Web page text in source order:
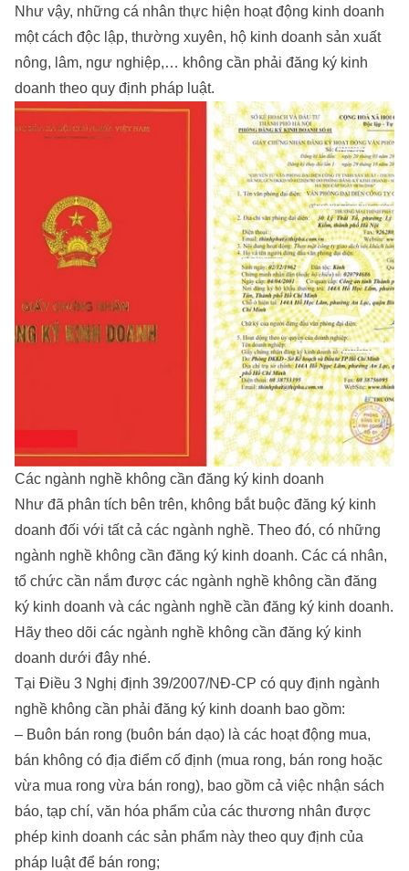
Như vậy, những cá nhân thực hiện hoạt động kinh doanh
một cách độc lập, thường xuyên, hộ kinh doanh sản xuất
nông, lâm, ngư nghiệp,… không cần phải đăng ký kinh
doanh theo quy định pháp luật.
Các ngành nghề không cần đăng ký kinh doanh
Như đã phân tích bên trên, không bắt buộc đăng ký kinh
doanh đối với tất cả các ngành nghề. Theo đó, có những
ngành nghề không cần đăng ký kinh doanh. Các cá nhân,
tổ chức cần nắm được các ngành nghề không cần đăng
ký kinh doanh và các ngành nghề cần đăng ký kinh doanh.
Hãy theo dõi các ngành nghề không cần đăng ký kinh
doanh dưới đây nhé.
Tại Điều 3 Nghị định 39/2007/NĐ-CP có quy định ngành
nghề không cần phải đăng ký kinh doanh bao gồm:
– Buôn bán rong (buôn bán dạo) là các hoạt động mua,
bán không có địa điểm cố định (mua rong, bán rong hoặc
vừa mua rong vừa bán rong), bao gồm cả việc nhận sách
báo, tạp chí, văn hóa phẩm của các th­ương nhân đ­ược
phép kinh doanh các sản phẩm này theo quy định của
pháp luật để bán rong;